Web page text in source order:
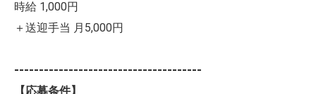
時給 1,000円
＋送迎手当 月5,000円
--------------------------------------
【応募条件】